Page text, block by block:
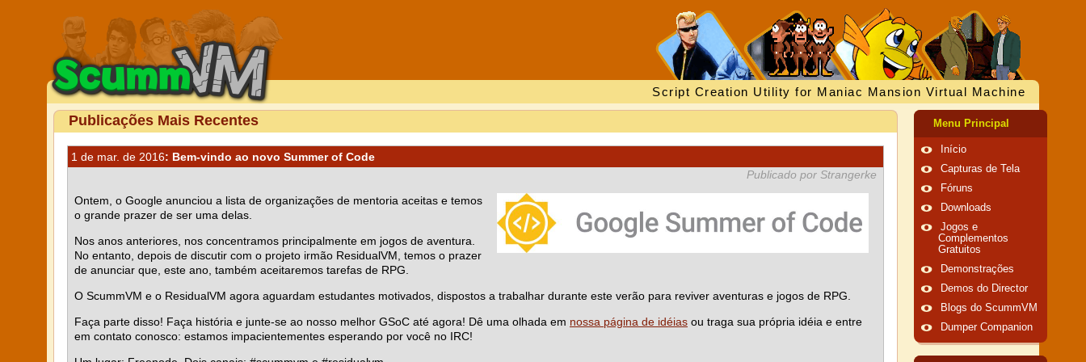
Script Creation Utility for Maniac Mansion Virtual Machine
Publicações Mais Recentes
1 de mar. de 2016: Bem-vindo ao novo Summer of Code
Publicado por Strangerke
Ontem, o Google anunciou a lista de organizações de mentoria aceitas e temos
o grande prazer de ser uma delas.
Nos anos anteriores, nos concentramos principalmente em jogos de aventura.
No entanto, depois de discutir com o projeto irmão ResidualVM, temos o prazer
de anunciar que, este ano, também aceitaremos tarefas de RPG.
O ScummVM e o ResidualVM agora aguardam estudantes motivados, dispostos a trabalhar durante este verão para reviver aventuras e jogos de RPG.
Faça parte disso! Faça história e junte-se ao nosso melhor GSoC até agora! Dê uma olhada em nossa página de idéias ou traga sua própria idéia e entre
em contato conosco: estamos impacientementes esperando por você no IRC!
Menu Principal
Início
Capturas de Tela
Fóruns
Downloads
Jogos e
Complementos
Gratuitos
Demonstrações
Demos do Director
Blogs do ScummVM
Dumper Companion